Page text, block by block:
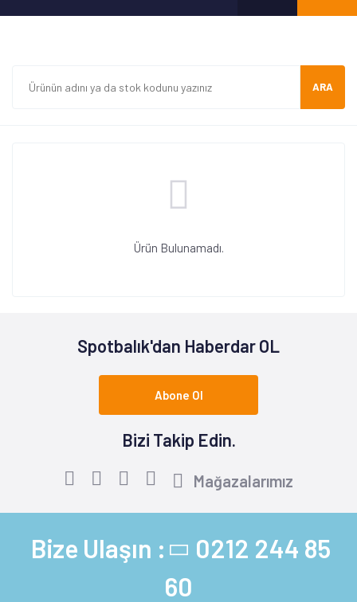
ARA
Ürün Bulunamadı.
Spotbalık'dan Haberdar OL
Abone Ol
Bizi Takip Edin.
Mağazalarımız
Bize Ulaşın : 0212 244 85
60